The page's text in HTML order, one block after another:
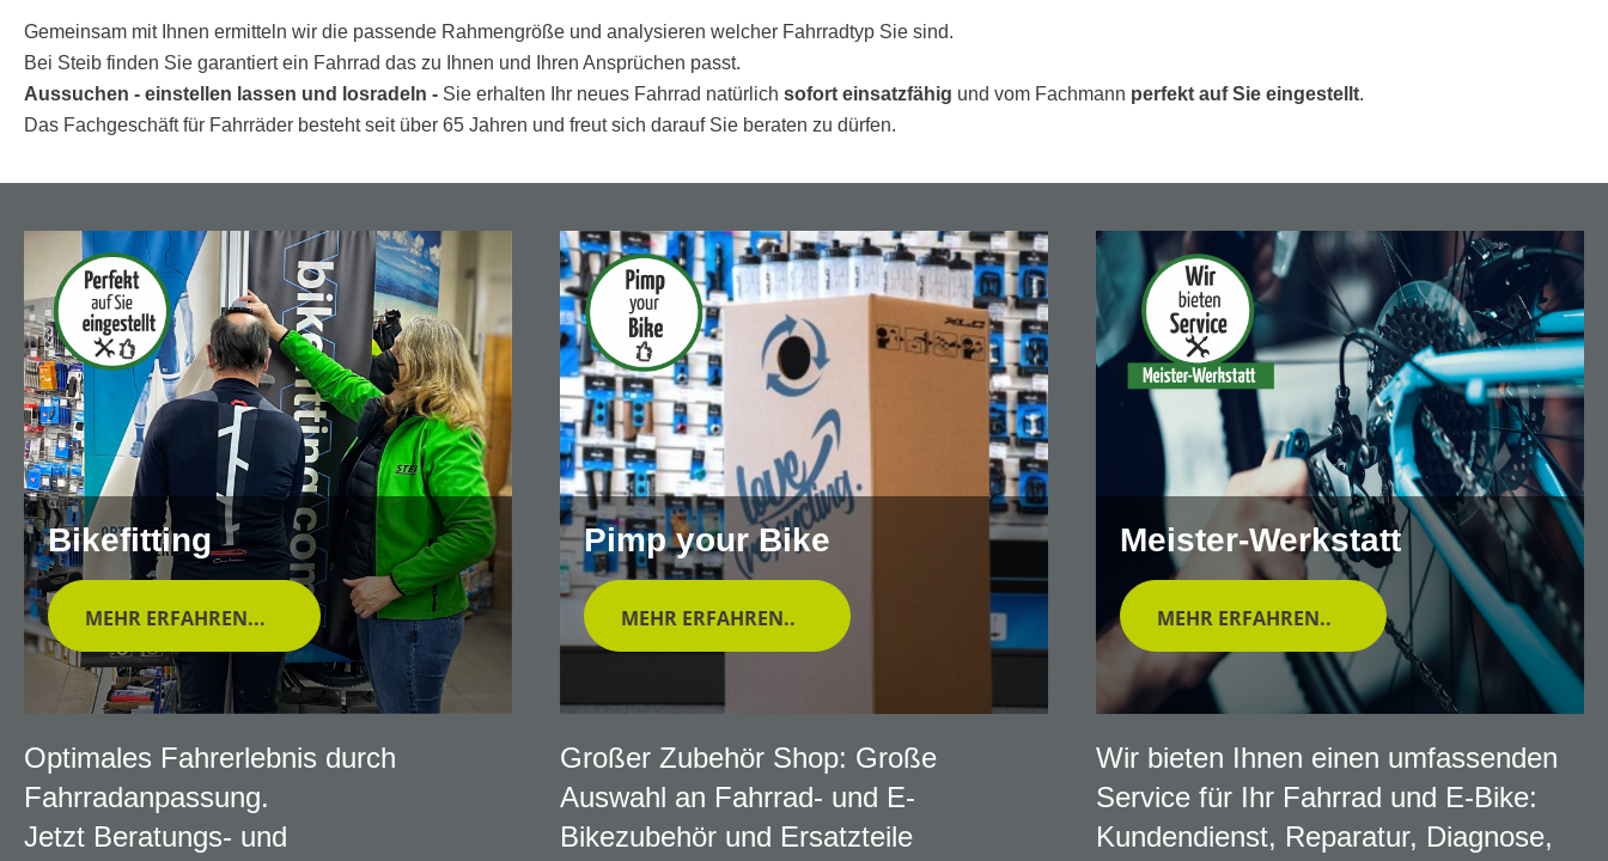
Gemeinsam mit Ihnen ermitteln wir die passende Rahmengröße und analysieren welcher Fahrradtyp Sie sind.
Bei Steib finden Sie garantiert ein Fahrrad das zu Ihnen und Ihren Ansprüchen passt.
Aussuchen - einstellen lassen und losradeln - Sie erhalten Ihr neues Fahrrad natürlich sofort einsatzfähig und vom Fachmann perfekt auf Sie eingestellt.
Das Fachgeschäft für Fahrräder besteht seit über 65 Jahren und freut sich darauf Sie beraten zu dürfen.
Bikefitting
MEHR ERFAHREN...
Optimales Fahrerlebnis durch
Fahrradanpassung.
Jetzt Beratungs- und
Pimp your Bike
MEHR ERFAHREN..
Großer Zubehör Shop: Große
Auswahl an Fahrrad- und E-
Bikezubehör und Ersatzteile
Meister-Werkstatt
MEHR ERFAHREN..
Wir bieten Ihnen einen umfassenden
Service für Ihr Fahrrad und E-Bike:
Kundendienst, Reparatur, Diagnose,